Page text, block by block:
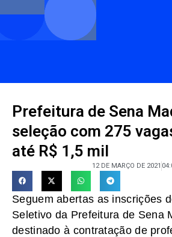
Prefeitura de Sena
seleção com 275
até R$ 1,5 mil
12 DE MARÇO DE 2021
Seguem abertas as inscrições
Seletivo da Prefeitura de Sena
destinado à contratação de